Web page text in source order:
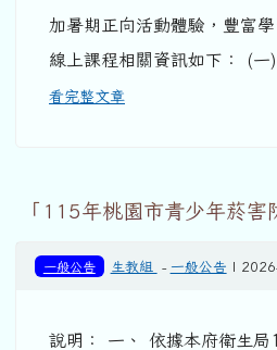
加暑期正向活動體驗，豐富
線上課程相關資訊如下： (
看完整文章
「115年桃園市青少年菸害
一般公告 生教組 - 一般公告 |
說明： 一、 依據本府衛生